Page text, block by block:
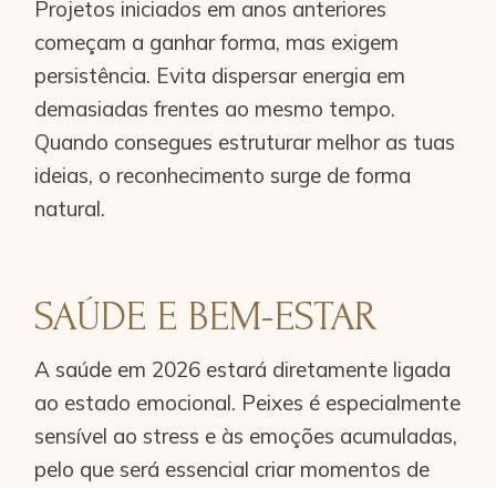
Projetos iniciados em anos anteriores
começam a ganhar forma, mas exigem
persistência. Evita dispersar energia em
demasiadas frentes ao mesmo tempo.
Quando consegues estruturar melhor as tuas
ideias, o reconhecimento surge de forma
natural.
SAÚDE E BEM-ESTAR
A saúde em 2026 estará diretamente ligada
ao estado emocional. Peixes é especialmente
sensível ao stress e às emoções acumuladas,
pelo que será essencial criar momentos de